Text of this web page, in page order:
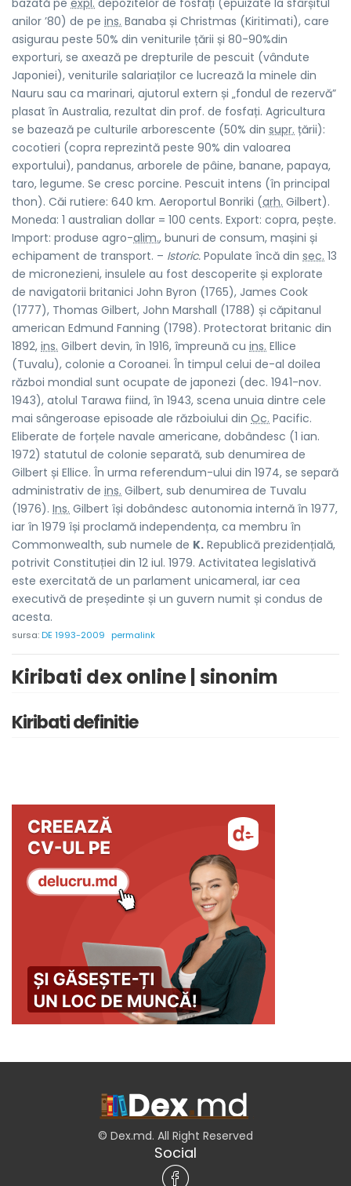
bazată pe expl. depozitelor de fosfați (epuizate la sfârșitul
anilor ’80) de pe ins. Banaba și Christmas (Kiritimati), care
asigurau peste 50% din veniturile țării și 80-90%din
exporturi, se axează pe drepturile de pescuit (vândute
Japoniei), veniturile salariaților ce lucrează la minele din
Nauru sau ca marinari, ajutorul extern și „fondul de rezervă”
plasat în Australia, rezultat din prof. de fosfați. Agricultura
se bazează pe culturile arborescente (50% din supr. țării):
cocotieri (copra reprezintă peste 90% din valoarea
exportului), pandanus, arborele de pâine, banane, papaya,
taro, legume. Se cresc porcine. Pescuit intens (în principal
thon). Căi rutiere: 640 km. Aeroportul Bonriki (arh. Gilbert).
Moneda: 1 australian dollar = 100 cents. Export: copra, pește.
Import: produse agro-alim., bunuri de consum, mașini și
echipament de transport. – Istoric. Populate încă din sec. 13
de micronezieni, insulele au fost descoperite și explorate
de navigatorii britanici John Byron (1765), James Cook
(1777), Thomas Gilbert, John Marshall (1788) și căpitanul
american Edmund Fanning (1798). Protectorat britanic din
1892, ins. Gilbert devin, în 1916, împreună cu ins. Ellice
(Tuvalu), colonie a Coroanei. În timpul celui de-al doilea
război mondial sunt ocupate de japonezi (dec. 1941-nov.
1943), atolul Tarawa fiind, în 1943, scena unuia dintre cele
mai sângeroase episoade ale războiului din Oc. Pacific.
Eliberate de forțele navale americane, dobândesc (1 ian.
1972) statutul de colonie separată, sub denumirea de
Gilbert și Ellice. În urma referendum-ului din 1974, se separă
administrativ de ins. Gilbert, sub denumirea de Tuvalu
(1976). Ins. Gilbert își dobândesc autonomia internă în 1977,
iar în 1979 își proclamă independența, ca membru în
Commonwealth, sub numele de K. Republică prezidențială,
potrivit Constituției din 12 iul. 1979. Activitatea legislativă
este exercitată de un parlament unicameral, iar cea
executivă de președinte și un guvern numit și condus de
acesta.
sursa:DE 1993-2009 permalink
Kiribati dex online | sinonim
Kiribati definitie
© Dex.md. All Right Reserved
Social